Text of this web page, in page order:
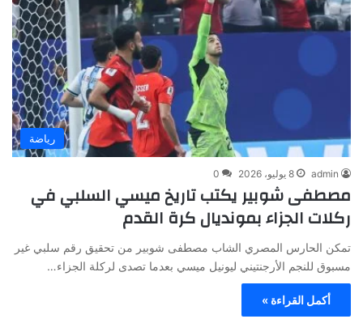
رياضة
admin 8 يوليو، 2026 0
مصطفى شوبير يكتب تاريخ ميسي السلبي في
ركلات الجزاء بمونديال كرة القدم
تمكن الحارس المصري الشاب مصطفى شوبير من تحقيق رقم سلبي غير
مسبوق للنجم الأرجنتيني ليونيل ميسي بعدما تصدى لركلة الجزاء…
أكمل القراءة »